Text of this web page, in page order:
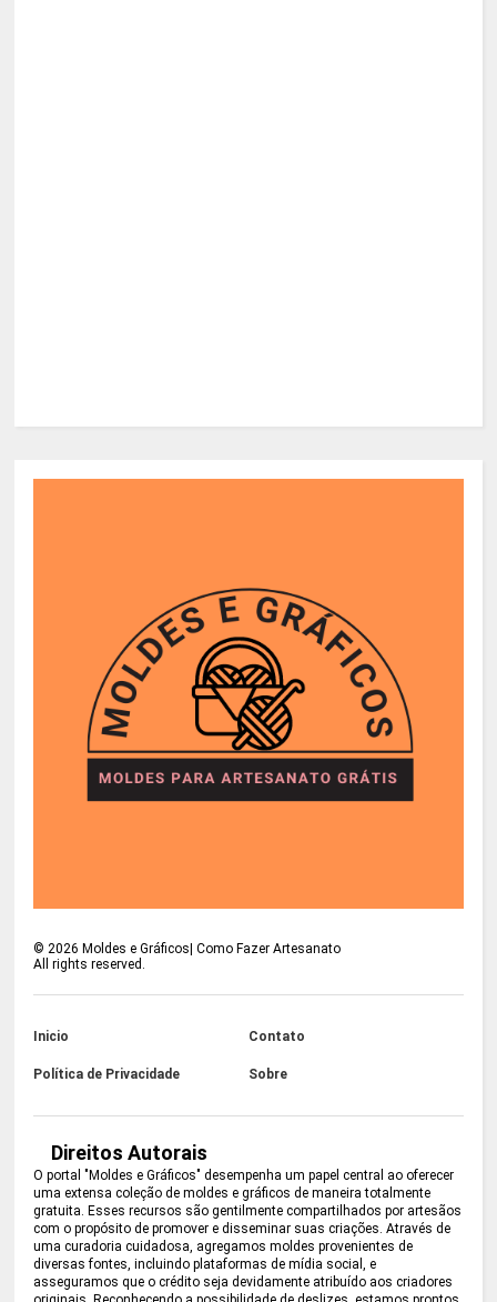
©2026 Moldes e Gráficos| Como Fazer Artesanato
All rights reserved.
Inicio Contato
Política de Privacidade Sobre
Direitos Autorais
O portal "Moldes e Gráficos" desempenha um papel central ao oferecer
uma extensa coleção de moldes e gráficos de maneira totalmente
gratuita. Esses recursos são gentilmente compartilhados por artesãos
com o propósito de promover e disseminar suas criações. Através de
uma curadoria cuidadosa, agregamos moldes provenientes de
diversas fontes, incluindo plataformas de mídia social, e
asseguramos que o crédito seja devidamente atribuído aos criadores